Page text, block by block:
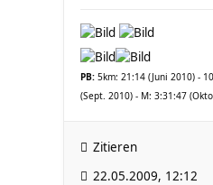
PB: 5km: 21:14 (Juni 2010) -
(Sept. 2010) - M: 3:31:47
Zitieren
22.05.2009, 12:12